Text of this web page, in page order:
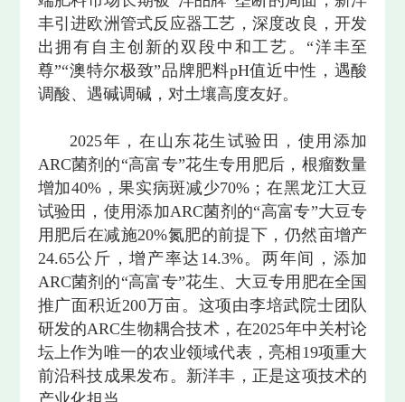
丰引进欧洲管式反应器工艺，深度改良，开发
出拥有自主创新的双段中和工艺。“洋丰至
尊”“澳特尔极致”品牌肥料pH值近中性，遇酸
调酸、遇碱调碱，对土壤高度友好。
2025年，在山东花生试验田，使用添加
ARC菌剂的“高富专”花生专用肥后，根瘤数量
增加40%，果实病斑减少70%；在黑龙江大豆
试验田，使用添加ARC菌剂的“高富专”大豆专
用肥后在减施20%氮肥的前提下，仍然亩增产
24.65公斤，增产率达14.3%。两年间，添加
ARC菌剂的“高富专”花生、大豆专用肥在全国
推广面积近200万亩。这项由李培武院士团队
研发的ARC生物耦合技术，在2025年中关村论
坛上作为唯一的农业领域代表，亮相19项重大
前沿科技成果发布。新洋丰，正是这项技术的